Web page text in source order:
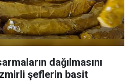
dağılmasını
şeflerin basit